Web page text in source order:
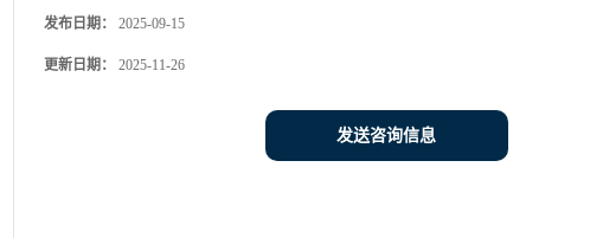
发布日期： 2025-09-15
更新日期： 2025-11-26
发送咨询信息